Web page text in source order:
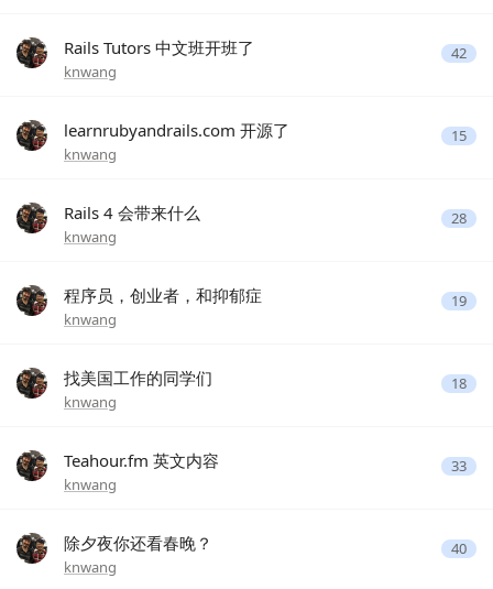
Rails Tutors 中文班开班了
knwang
42
learnrubyandrails.com 开源了
knwang
15
Rails 4 会带来什么
knwang
28
程序员，创业者，和抑郁症
knwang
19
找美国工作的同学们
knwang
18
Teahour.fm 英文内容
knwang
33
除夕夜你还看春晚？
knwang
40